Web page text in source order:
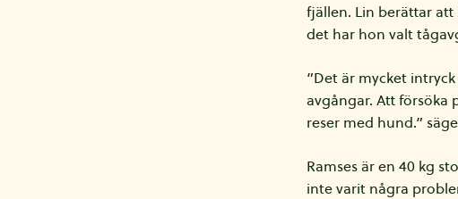
fjällen. Lin berättar att
det har hon valt
”Det är mycket
avgångar. Att försöka
reser med hund.”
Ramses är en 40 kg
inte varit några